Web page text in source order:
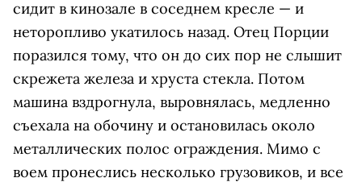
сидит в кинозале в соседнем кресле — и
неторопливо укатилось назад. Отец Порции
поразился тому, что он до сих пор не слышит
скрежета железа и хруста стекла. Потом
машина вздрогнула, выровнялась, медленно
съехала на обочину и остановилась около
металлических полос ограждения. Мимо с
воем пронеслись несколько грузовиков, и все